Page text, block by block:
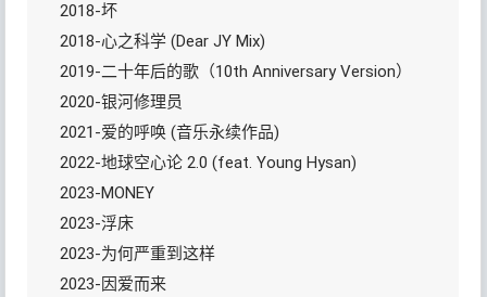
2018-坏
2018-心之科学 (Dear JY Mix)
2019-二十年后的歌（10th Anniversary Version）
2020-银河修理员
2021-爱的呼唤 (音乐永续作品)
2022-地球空心论 2.0 (feat. Young Hysan)
2023-MONEY
2023-浮床
2023-为何严重到这样
2023-因爱而来